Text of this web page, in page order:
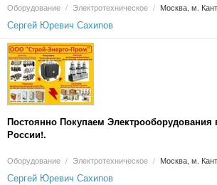
Оборудование / Электротехническое / Москва, м.
Сергей Юревич Сахипов
Постоянно Покупаем Электрооборудования
России!.
Оборудование / Электротехническое / Москва, м.
Сергей Юревич Сахипов